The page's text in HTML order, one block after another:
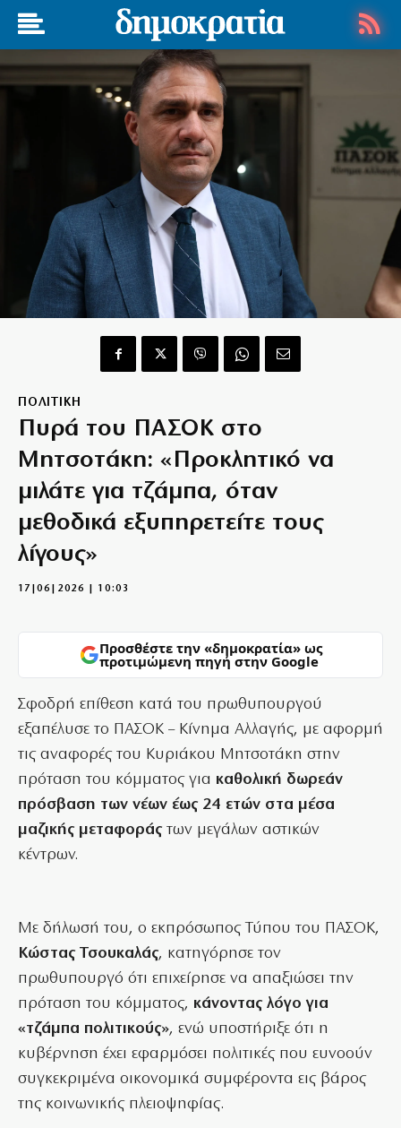
ΠΟΛΙΤΙΚΗ
Πυρά του ΠΑΣΟΚ στο
Μητσοτάκη: «Προκλητικό να
μιλάτε για τζάμπα, όταν
μεθοδικά εξυπηρετείτε τους
λίγους»
17|06|2026 | 10:03
Προσθέστε την «δημοκρατία» ως
προτιμώμενη πηγή στην Google
Σφοδρή επίθεση κατά του πρωθυπουργού
εξαπέλυσε το ΠΑΣΟΚ – Κίνημα Αλλαγής, με αφορμή
τις αναφορές του Κυριάκου Μητσοτάκη στην
πρόταση του κόμματος για καθολική δωρεάν
πρόσβαση των νέων έως 24 ετών στα μέσα
μαζικής μεταφοράς των μεγάλων αστικών
κέντρων.
Με δήλωσή του, ο εκπρόσωπος Τύπου του ΠΑΣΟΚ,
Κώστας Τσουκαλάς, κατηγόρησε τον
πρωθυπουργό ότι επιχείρησε να απαξιώσει την
πρόταση του κόμματος, κάνοντας λόγο για
«τζάμπα πολιτικούς», ενώ υποστήριξε ότι η
κυβέρνηση έχει εφαρμόσει πολιτικές που ευνοούν
συγκεκριμένα οικονομικά συμφέροντα εις βάρος
της κοινωνικής πλειοψηφίας.